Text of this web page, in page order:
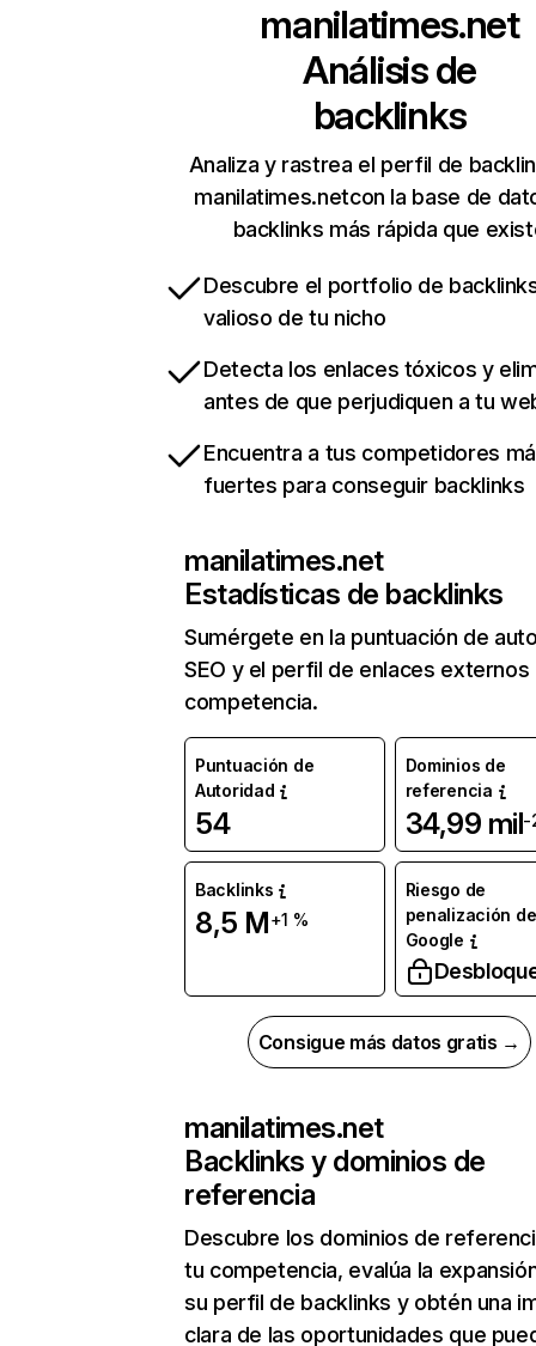
manilatimes.net
Análisis de
backlinks
Analiza y rastrea el perfil de
manilatimes.netcon la base de
backlinks más rápida que
Descubre el portfolio de
valioso de tu nicho
Detecta los enlaces tóxicos y
antes de que perjudiquen a tu
Encuentra a tus competidores
fuertes para conseguir backlinks
manilatimes.net
Estadísticas de backlinks
Sumérgete en la puntuación de
SEO y el perfil de enlaces externos
competencia.
Puntuación de
Autoridad
54
Dominios de
referencia
34,99 mil-
Backlinks
8,5 M+1 %
Riesgo de
penalización de
Google
Consigue más datos gratis →
manilatimes.net
Backlinks y dominios de
referencia
Descubre los dominios de
tu competencia, evalúa la
su perfil de backlinks y obtén una
clara de las oportunidades que